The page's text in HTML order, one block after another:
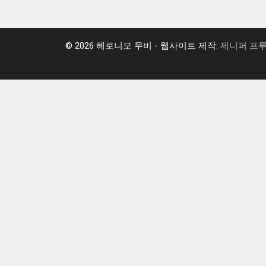
© 2026 헤로니모 무비 - 웹사이트 제작: 제니퍼 프